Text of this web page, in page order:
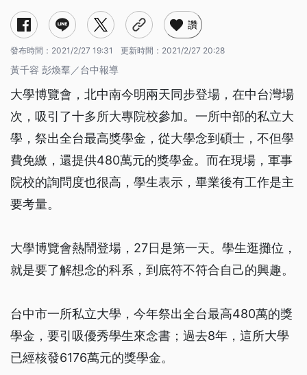
讚
發布時間： 2021/2/27 19:31 更新時間： 2021/2/27 20:28
黃千容 彭煥羣／台中報導
大學博覽會，北中南今明兩天同步登場，在中台灣場
次，吸引了十多所大專院校參加。一所中部的私立大
學，祭出全台最高獎學金，從大學念到碩士，不但學
費免繳，還提供480萬元的獎學金。而在現場，軍事
院校的詢問度也很高，學生表示，畢業後有工作是主
要考量。
大學博覽會熱鬧登場，27日是第一天。學生逛攤位，
就是要了解想念的科系，到底符不符合自己的興趣。
台中市一所私立大學，今年祭出全台最高480萬的獎
學金，要引吸優秀學生來念書；過去8年，這所大學
已經核發6176萬元的獎學金。